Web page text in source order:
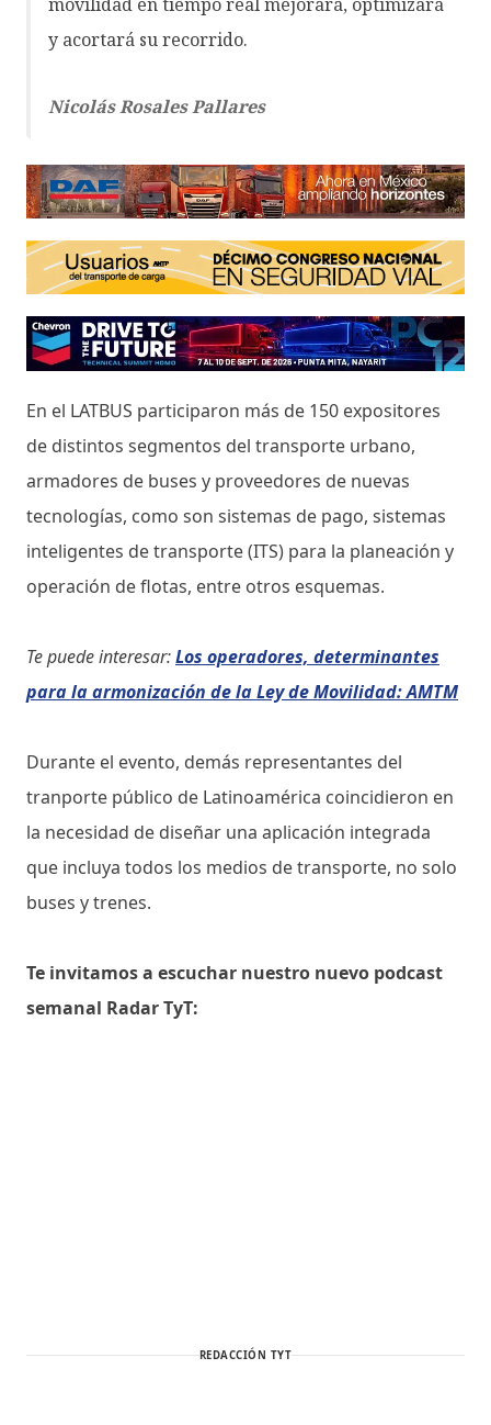
y acortará su recorrido.
Nicolás Rosales Pallares
En el LATBUS participaron más de 150 expositores
de distintos segmentos del transporte urbano,
armadores de buses y proveedores de nuevas
tecnologías, como son sistemas de pago, sistemas
inteligentes de transporte (ITS) para la planeación y
operación de flotas, entre otros esquemas.
Te puede interesar:Los operadores, determinantes
para la armonización de la Ley de Movilidad: AMTM
Durante el evento, demás representantes del
tranporte público de Latinoamérica coincidieron en
la necesidad de diseñar una aplicación integrada
que incluya todos los medios de transporte, no solo
buses y trenes.
Te invitamos a escuchar nuestro nuevo podcast
semanal Radar TyT:
REDACCIÓN TYT